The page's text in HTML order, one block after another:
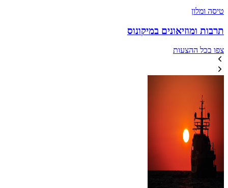
טיסה ומלון
תרבות ומוזיאונים במיקונוס
צפו בכל ההצעות